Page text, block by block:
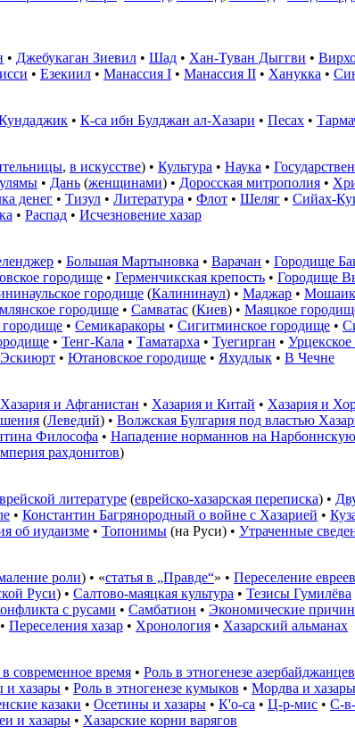
• Джебукаган Зиевил • Шад • Хан-Туван Дыггви •
• Езекиил • Манассия I • Манассия II • Ханукка •
• К-са ибн Булджан ал-Хазари • Песах •
, в искусстве) • Культура • Наука •
• Дань (женщинами) • Доросская митрополия •
денег • Тизул • Литература • Флот • Шеляг • Сийах-
• Распад • Исчезновение хазар
• Большая Мартыновка • Варачан • Городище
городище • Герменчикская крепость • Городище
городище (Калининаул) • Маджар •
городище • Самватас (Киев) • Маяцкое
городище • Семикаракоры • Сигитминское городище •
• Тенг-Кала • Таматарха • Туегирган •
Эскиюрт • Ютановское городище • Яхудлык • В Чечне
Хазария и Афганистан • Хазария и Китай • Хазария и
(Леведий) • Волжская Булгария под властью
Философа • Нападение норманнов на
рахдонитов)
литературе (еврейско-хазарская переписка) •
• Константин Багрянородный о войне с Хазарией •
об иудаизме • Топонимы (на Руси) • Утраченные
роли) • «статья в „Правде“» • Переселение
Руси) • Салтово-маяцкая культура • Тезисы Гумилёва
с русами • Самбатион • Экономические
Переселения хазар • Хронология • Хазарский альманах
современное время • Роль в этногенезе азербайджанцев
и хазары • Роль в этногенезе кумыков • Мордва и хазары
казаки • Осетины и хазары • К'о-са • Ц-р-мис • С-
и хазары • Хазарские корни варягов